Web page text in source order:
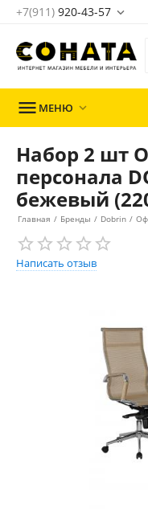
+7(911) 920-43-57 
 МЕНЮ 
Набор 2 шт
персонала
бежевый
Главная / Бренды / Dobrin /
Написать отзыв